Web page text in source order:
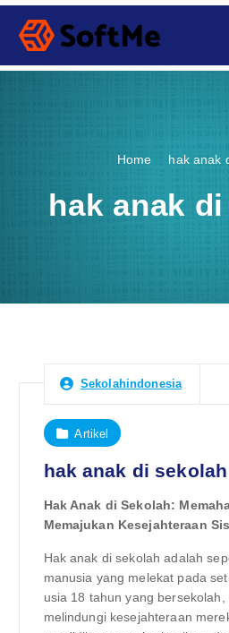
S
p
Home hak anak
hak anak
Sekolahindonesia
Artikel
hak anak di sekolah
Hak Anak di Sekolah:
Memajukan Kesejahteraan
Hak anak di sekolah adalah
manusia yang melekat pada
usia 18 tahun yang
melindungi kesejahteraan